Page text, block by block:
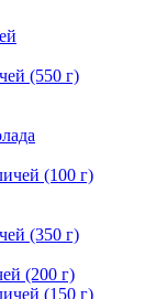
(550 г)
(100 г)
(350 г)
(200 г)
(150 г)